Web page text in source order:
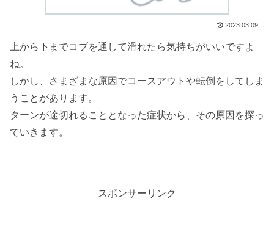
2023.03.09
上から下までコブを通して滑れたら気持ちがいいですよ
ね。
しかし、さまざまな原因でコースアウトや転倒をしてしま
うことがあります。
ターンが途切れることとなった症状から、その原因を探っ
ていきます。
スポンサーリンク